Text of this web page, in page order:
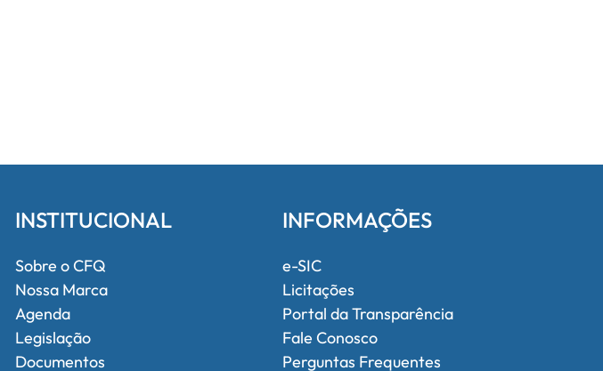
INSTITUCIONAL
Sobre o CFQ
Nossa Marca
Agenda
Legislação
Documentos
INFORMAÇÕES
e-SIC
Licitações
Portal da Transparência
Fale Conosco
Perguntas Frequentes